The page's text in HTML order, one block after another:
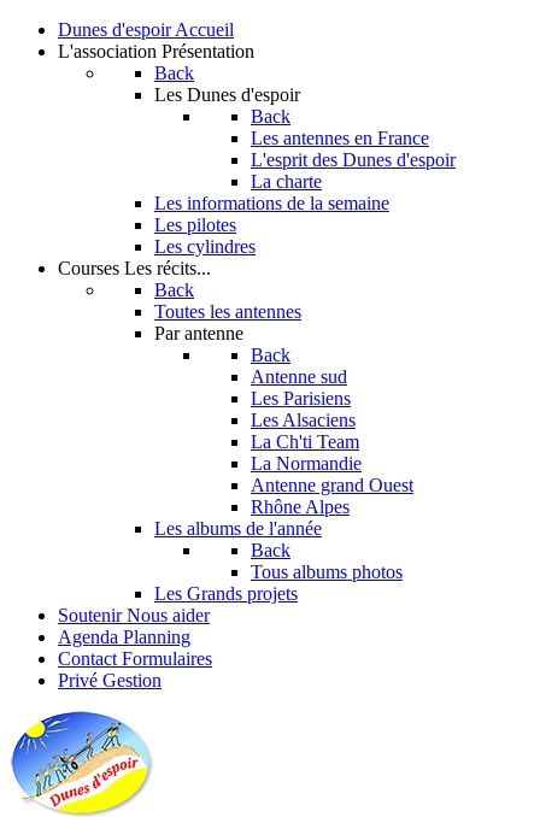
Dunes d'espoir Accueil
L'association Présentation
Back
Les Dunes d'espoir
Back
Les antennes en France
L'esprit des Dunes d'espoir
La charte
Les informations de la semaine
Les pilotes
Les cylindres
Courses Les récits...
Back
Toutes les antennes
Par antenne
Back
Antenne sud
Les Parisiens
Les Alsaciens
La Ch'ti Team
La Normandie
Antenne grand Ouest
Rhône Alpes
Les albums de l'année
Back
Tous albums photos
Les Grands projets
Soutenir Nous aider
Agenda Planning
Contact Formulaires
Privé Gestion